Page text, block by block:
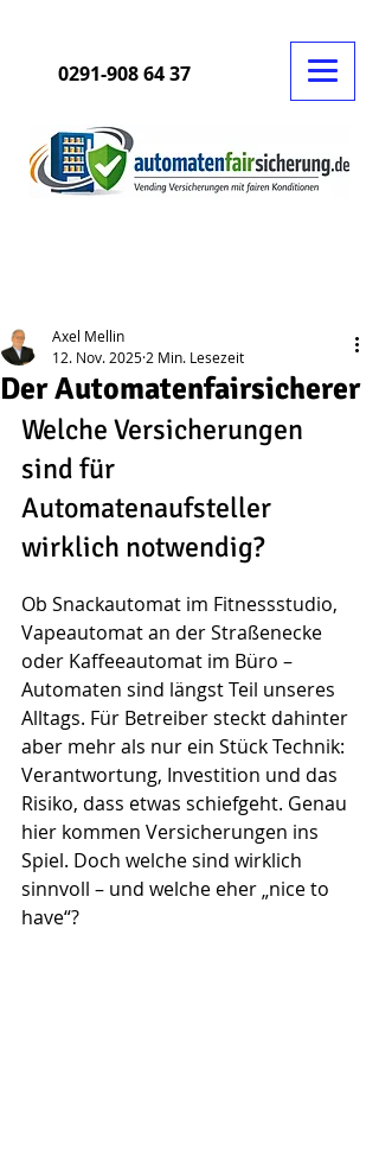
0291-908 64 37
Der Automatenfairsicherer
Axel Mellin
12. Nov. 2025 2 Min. Lesezeit
Welche Versicherungen
sind für
Automatenaufsteller
wirklich notwendig?
Ob Snackautomat im Fitnessstudio,
Vapeautomat an der Straßenecke
oder Kaffeeautomat im Büro –
Automaten sind längst Teil unseres
Alltags. Für Betreiber steckt dahinter
aber mehr als nur ein Stück Technik:
Verantwortung, Investition und das
Risiko, dass etwas schiefgeht. Genau
hier kommen Versicherungen ins
Spiel. Doch welche sind wirklich
sinnvoll – und welche eher „nice to
have“?